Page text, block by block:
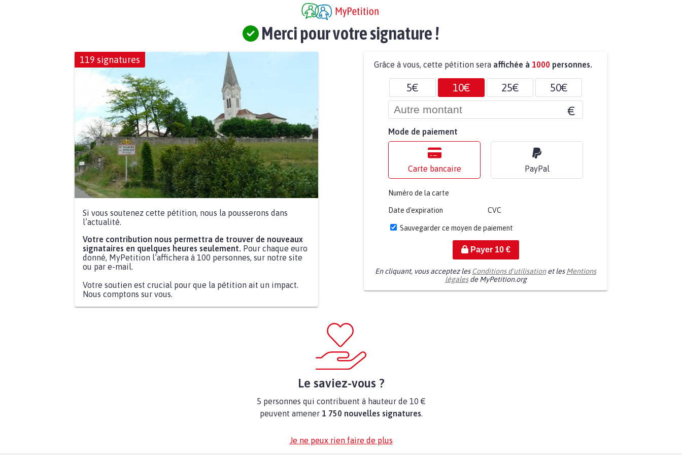
Merci pour votre signature !
119 signatures
Si vous soutenez cette pétition, nous la pousserons dans
l’actualité.
Votre contribution nous permettra de trouver de nouveaux
signataires en quelques heures seulement. Pour chaque euro
donné, MyPetition l’affichera à 100 personnes, sur notre site
ou par e-mail.
Votre soutien est crucial pour que la pétition ait un impact.
Nous comptons sur vous.
Grâce à vous, cette pétition sera affichée à 1000 personnes.
5€ 10€ 25€ 50€
€
Mode de paiement
Carte bancaire PayPal
Numéro de la carte
Date d'expiration CVC
Sauvegarder ce moyen de paiement
Payer 10€
En cliquant, vous acceptez les Conditions d'utilisationet lesMentions
légalesde MyPetition.org
Le saviez-vous ?
5 personnes qui contribuent à hauteur de 10 €
peuvent amener 1 750 nouvelles signatures.
Je ne peux rien faire de plus